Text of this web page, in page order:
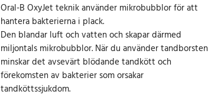
Oral-B OxyJet teknik använder mikrobubblor för att
hantera bakterierna i plack.
Den blandar luft och vatten och skapar därmed
miljontals mikrobubblor. När du använder tandborsten
minskar det avsevärt blödande tandkött och
förekomsten av bakterier som orsakar
tandköttssjukdom.